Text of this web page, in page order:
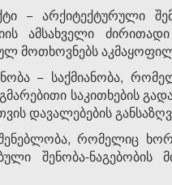
− არქიტექტურული
ამსახველი
მოთხოვნებს
− საქმიანობა,
საკითხების
დავალებების
რომელიც
შენობა-